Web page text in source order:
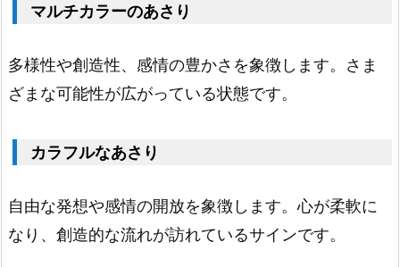
さ
1.
1
オ
ン
ジ
マルチカラーのあさり
多様性や創造性、感情の豊かさを象徴します。さま
ざまな可能性が広がっている状態です。
カラフルなあさり
自由な発想や感情の開放を象徴します。心が柔軟に
なり、創造的な流れが訪れているサインです。